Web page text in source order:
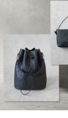
/ デジタル音楽
・食器